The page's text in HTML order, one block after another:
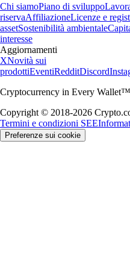
Chi siamoPiano di sviluppo
riservaAffiliazioneLicenze e
assetSostenibilità ambientale
interesse
Aggiornamenti
XNovità sui
prodottiEventiRedditDiscord
Cryptocurrency in Every Wallet™
Copyright © 2018-2026
Termini e condizioni SEE
Preferenze sui cookie